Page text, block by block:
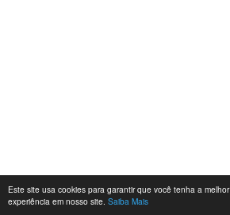
Este site usa cookies para garantir que você tenha a melhor
experiência em nosso site. Saiba Mais